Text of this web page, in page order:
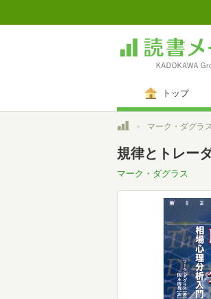
トップ
トップマーク・ダグラス
規律とトレー
マーク・ダグラス